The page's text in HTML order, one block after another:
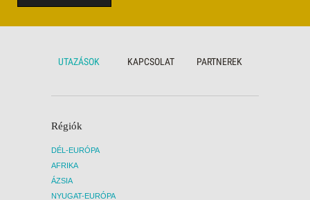
UTAZÁSOK KAPCSOLAT PARTNEREK
Régiók
DÉL-EURÓPA
AFRIKA
ÁZSIA
NYUGAT-EURÓPA